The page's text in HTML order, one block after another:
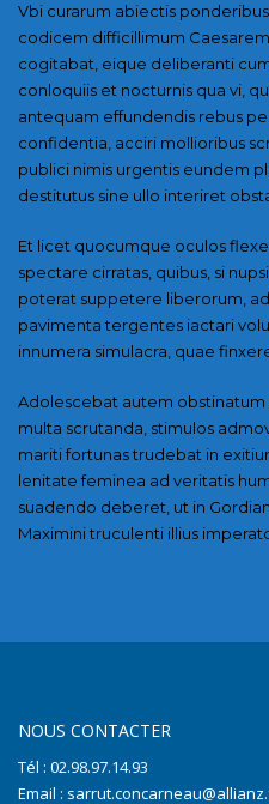
Vbi curarum abiectis
codicem difficillimum
cogitabat, eique deliberanti
conloquiis et nocturnis qua vi,
antequam effundendis rebus
confidentia, acciri mollioribus
publici nimis urgentis eundem
destitutus sine ullo interiret
Et licet quocumque oculos
spectare cirratas, quibus, si
poterat suppetere liberorum,
pavimenta tergentes iactari
innumera simulacra, quae
Adolescebat autem
multa scrutanda, stimulos
mariti fortunas trudebat in
lenitate feminea ad veritatis
suadendo deberet, ut in
Maximini truculenti illius
NOUS CONTACTER
Tél : 02.98.97.14.93
Email :